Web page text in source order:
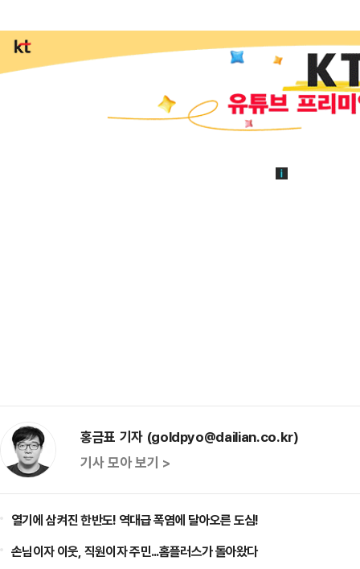
홍금표 기자 (goldpyo@dailian.co.kr)
기사 모아 보기 >
열기에 삼켜진 한반도! 역대급 폭염에 달아오른 도심!
손님이자 이웃, 직원이자 주민...홈플러스가 돌아왔다